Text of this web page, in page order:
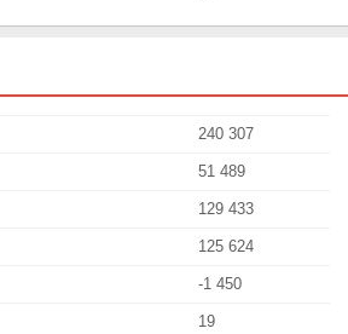
240 307
51 489
129 433
125 624
-1 450
19